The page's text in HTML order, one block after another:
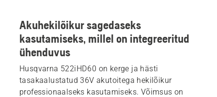
Akuhekilõikur sagedaseks
kasutamiseks, millel on integreeritud
ühenduvus
Husqvarna 522iHD60 on kerge ja hästi
tasakaalustatud 36V akutoitega hekilõikur
professionaalseks kasutamiseks. Võimsus on